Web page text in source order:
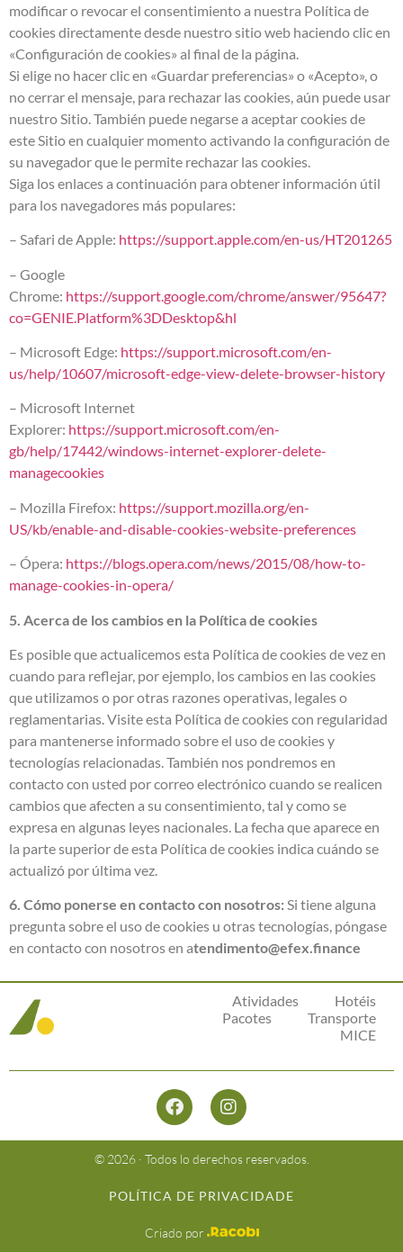
modificar o revocar el consentimiento a nuestra Política de
cookies directamente desde nuestro sitio web haciendo clic en
«Configuración de cookies» al final de la página.
Si elige no hacer clic en «Guardar preferencias» o «Acepto», o
no cerrar el mensaje, para rechazar las cookies, aún puede usar
nuestro Sitio. También puede negarse a aceptar cookies de
este Sitio en cualquier momento activando la configuración de
su navegador que le permite rechazar las cookies.
Siga los enlaces a continuación para obtener información útil
para los navegadores más populares:
– Safari de Apple: https://support.apple.com/en-us/HT201265
– Google
Chrome: https://support.google.com/chrome/answer/95647?
co=GENIE.Platform%3DDesktop&hl
– Microsoft Edge: https://support.microsoft.com/en-
us/help/10607/microsoft-edge-view-delete-browser-history
– Microsoft Internet
Explorer: https://support.microsoft.com/en-
gb/help/17442/windows-internet-explorer-delete-
managecookies
– Mozilla Firefox: https://support.mozilla.org/en-
US/kb/enable-and-disable-cookies-website-preferences
– Ópera: https://blogs.opera.com/news/2015/08/how-to-
manage-cookies-in-opera/
5. Acerca de los cambios en la Política de cookies
Es posible que actualicemos esta Política de cookies de vez en
cuando para reflejar, por ejemplo, los cambios en las cookies
que utilizamos o por otras razones operativas, legales o
reglamentarias. Visite esta Política de cookies con regularidad
para mantenerse informado sobre el uso de cookies y
tecnologías relacionadas. También nos pondremos en
contacto con usted por correo electrónico cuando se realicen
cambios que afecten a su consentimiento, tal y como se
expresa en algunas leyes nacionales. La fecha que aparece en
la parte superior de esta Política de cookies indica cuándo se
actualizó por última vez.
6. Cómo ponerse en contacto con nosotros:Si tiene alguna
pregunta sobre el uso de cookies u otras tecnologías, póngase
en contacto con nosotros en atendimento@efex.finance
Atividades
Hotéis
Pacotes
Transporte
MICE
© 2026 · Todos lo derechos reservados.
POLÍTICA DE PRIVACIDADE
Criado por